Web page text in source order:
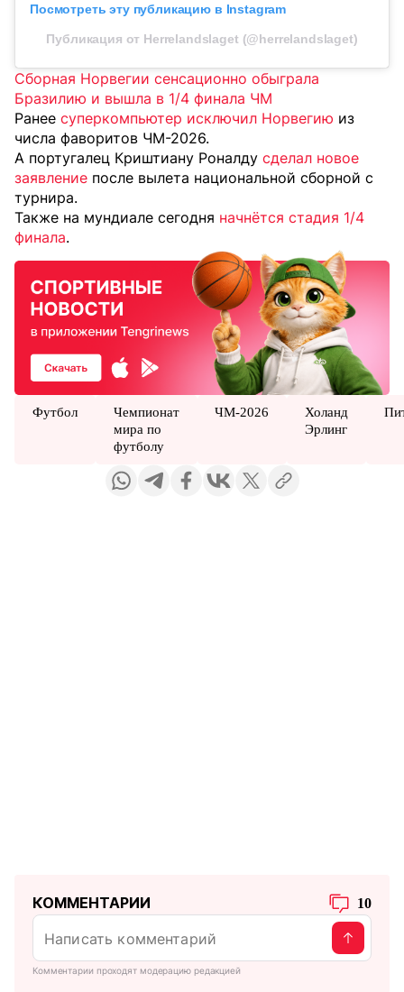
Посмотреть эту публикацию в Instagram
Публикация от Herrelandslaget (@herrelandslaget)
Сборная Норвегии сенсационно обыграла
Бразилию и вышла в 1/4 финала ЧМ
Ранее суперкомпьютер исключил Норвегию из
числа фаворитов ЧМ-2026.
А португалец Криштиану Роналду сделал новое
заявление после вылета национальной сборной с
турнира.
Также на мундиале сегодня начнётся стадия 1/4
финала.
Футбол
Чемпионат
мира по
футболу
ЧМ-2026
Холанд
Эрлинг
КОММЕНТАРИИ 10
Комментарии проходят модерацию редакцией